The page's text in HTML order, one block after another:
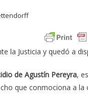
la Justicia y quedó a
de Agustín Pereyra,
que conmociona a la